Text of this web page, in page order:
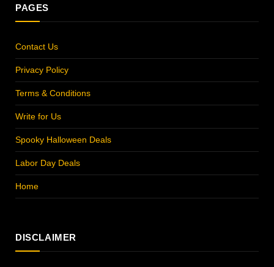
PAGES
Contact Us
Privacy Policy
Terms & Conditions
Write for Us
Spooky Halloween Deals
Labor Day Deals
Home
DISCLAIMER